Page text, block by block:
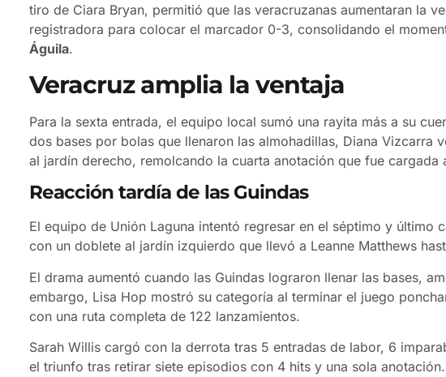
tiro de Ciara Bryan, permitió que las veracruzanas aumentaran la
registradora para colocar el marcador 0-3, consolidando el
Águila.
Veracruz amplia la ventaja
Para la sexta entrada, el equipo local sumó una rayita más a su
dos bases por bolas que llenaron las almohadillas, Diana
al jardín derecho, remolcando la cuarta anotación que fue cargada
Reacción tardía de las Guindas
El equipo de Unión Laguna intentó regresar en el séptimo y último
con un doblete al jardín izquierdo que llevó a Leanne Matthews
El drama aumentó cuando las Guindas lograron llenar las bases,
embargo, Lisa Hop mostró su categoría al terminar el juego
con una ruta completa de 122 lanzamientos.
Sarah Willis cargó con la derrota tras 5 entradas de labor, 6
el triunfo tras retirar siete episodios con 4 hits y una sola